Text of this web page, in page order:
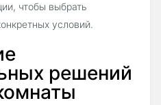
чтобы выбрать
условий.
решений